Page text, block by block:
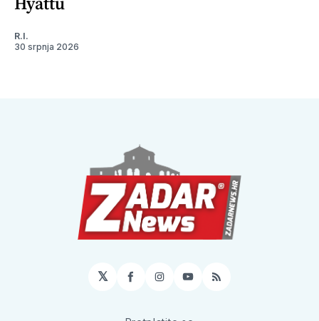
R.I.
30 srpnja 2026
𝕏 Facebook
Instagram
YouTube
RSS